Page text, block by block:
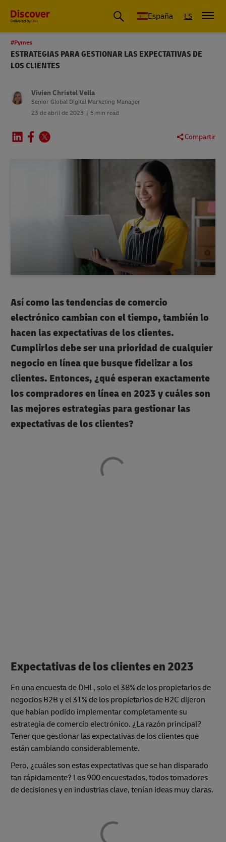
España ES
#Pymes
ESTRATEGIAS PARA GESTIONAR LAS EXPECTATIVAS DE
LOS CLIENTES
Vivien Christel Vella
Senior Global Digital Marketing Manager
23 de abril de 2023
5 min read
Compartir
Así como las tendencias de comercio
electrónico cambian con el tiempo, también lo
hacen las expectativas de los clientes.
Cumplirlos debe ser una prioridad de cualquier
negocio en línea que busque fidelizar a los
clientes. Entonces, ¿qué esperan exactamente
los compradores en línea en 2023 y cuáles son
las mejores estrategias para gestionar las
expectativas de los clientes?
Expectativas de los clientes en 2023
En una encuesta de DHL, solo el 38% de los propietarios de
negocios B2B y el 31% de los propietarios de B2C dijeron
que habían podido implementar completamente su
estrategia de comercio electrónico. ¿La razón principal?
Tener que gestionar las expectativas de los clientes que
están cambiando considerablemente.
Pero, ¿cuáles son estas expectativas que se han disparado
tan rápidamente? Los 900 encuestados, todos tomadores
de decisiones y en industrias clave, tenían ideas muy claras.